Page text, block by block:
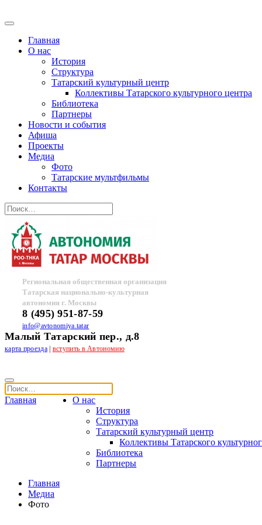
Главная
О нас
История
Структура
Татарский культурный центр
Коллективы Татарского культурного центра
Библиотека
Партнеры
Новости и события
Афиша
Проекты
Медиа
Фото
Татарские мультфильмы
Контакты
Региональная общественная организация
Татарская национально-культурная
автономия г. Москвы
8 (495) 951-87-59
info@avtonomiya.tatar
Малый Татарский пер., д.8
карта проезда| вступить в Автономию
Главная
О нас
История
Структура
Татарский культурный центр
Коллективы Татарского
Библиотека
Партнеры
Главная
Медиа
Фото